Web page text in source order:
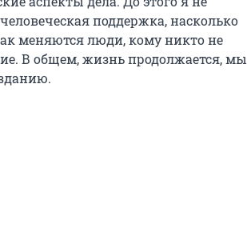
поддержка, насколько
меняются люди, кому никто не
В общем, жизнь продолжается, мы